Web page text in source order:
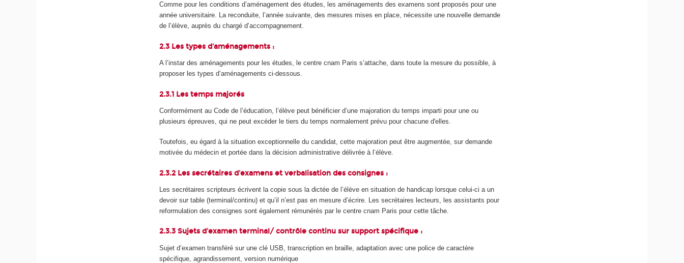
Comme pour les conditions d’aménagement des études, les aménagements des examens sont proposés pour une
année universitaire. La reconduite, l’année suivante, des mesures mises en place, nécessite une nouvelle demande
de l’élève, auprès du chargé d’accompagnement.
2.3 Les types d'aménagements :
A l’instar des aménagements pour les études, le centre cnam Paris s’attache, dans toute la mesure du possible, à
proposer les types d’aménagements ci-dessous.
2.3.1 Les temps majorés
Conformément au Code de l’éducation, l’élève peut bénéficier d’une majoration du temps imparti pour une ou
plusieurs épreuves, qui ne peut excéder le tiers du temps normalement prévu pour chacune d'elles.
Toutefois, eu égard à la situation exceptionnelle du candidat, cette majoration peut être augmentée, sur demande
motivée du médecin et portée dans la décision administrative délivrée à l’élève.
2.3.2 Les secrétaires d'examens et verbalisation des consignes :
Les secrétaires scripteurs écrivent la copie sous la dictée de l’élève en situation de handicap lorsque celui-ci a un
devoir sur table (terminal/continu) et qu’il n’est pas en mesure d’écrire. Les secrétaires lecteurs, les assistants pour
reformulation des consignes sont également rémunérés par le centre cnam Paris pour cette tâche.
2.3.3 Sujets d'examen terminal/ contrôle continu sur support spécifique :
Sujet d’examen transféré sur une clé USB, transcription en braille, adaptation avec une police de caractère
spécifique, agrandissement, version numérique